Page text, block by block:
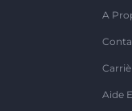
A
Aide